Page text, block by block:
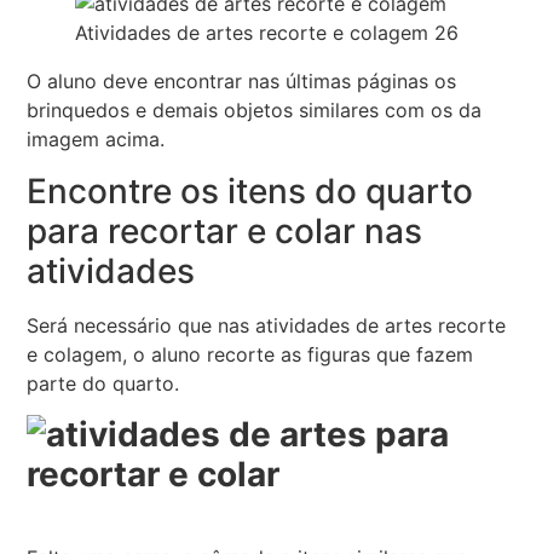
Atividades de artes recorte e colagem 26
O aluno deve encontrar nas últimas páginas os
brinquedos e demais objetos similares com os da
imagem acima.
Encontre os itens do quarto
para recortar e colar nas
atividades
Será necessário que nas atividades de artes recorte
e colagem, o aluno recorte as figuras que fazem
parte do quarto.